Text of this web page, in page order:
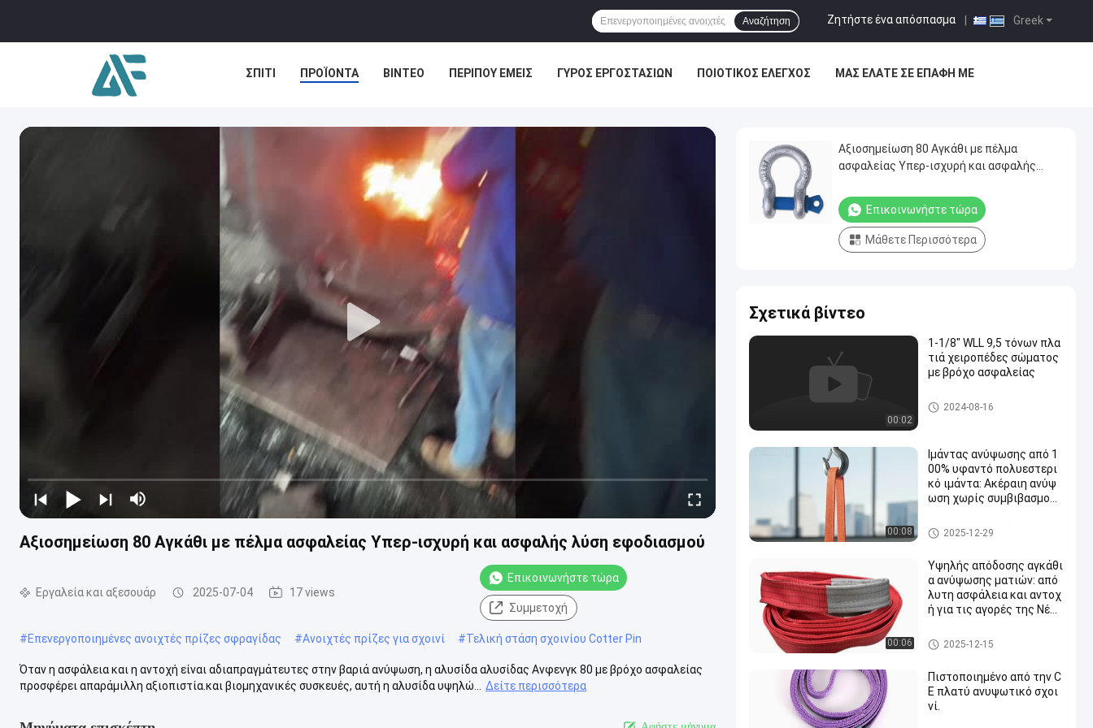
Greek
Ζητήστε ένα απόσπασμα
Αναζήτηση
ΣΠΊΤΙ ΠΡΟΪΌΝΤΑ ΒΊΝΤΕΟ ΠΕΡΊΠΟΥ ΕΜΕΊΣ ΓΎΡΟΣ ΕΡΓΟΣΤΑΣΊΩΝ ΠΟΙΟΤΙΚΌΣ ΈΛΕΓΧΟΣ ΜΑΣ ΕΛΆΤΕ ΣΕ ΕΠΑΦΉ ΜΕ
Αξιοσημείωση 80 Αγκάθι με πέλμα ασφαλείας Υπερ-ισχυρή και ασφαλής λύση εφοδιασμού
Εργαλεία και αξεσουάρ 2025-07-04 17 views
Επικοινωνήστε τώρα
Συμμετοχή
#Επενεργοποιημένες ανοιχτές πρίζες σφραγίδας #Ανοιχτές πρίζες για σχοινί #Τελική στάση σχοινίου Cotter Pin
Όταν η ασφάλεια και η αντοχή είναι αδιαπραγμάτευτες στην βαριά ανύψωση, η αλυσίδα αλυσίδας Ανφενγκ 80 με βρόχο ασφαλείας
προσφέρει απαράμιλλη αξιοπιστία.και βιομηχανικές συσκευές, αυτή η αλυσίδα υψηλώ...
Δείτε περισσότερα
Αξιοσημείωση 80 Αγκάθι με πέλμα
ασφαλείας Υπερ-ισχυρή και ασφαλής
Επικοινωνήστε τώρα
Μάθετε Περισσότερα
Σχετικά βίντεο
00:02
1-1/8" WLL 9,5 τόνων πλα
τιά χειροπέδες σώματος
με βρόχο ασφαλείας
Τύπος μπουλόνιας
2024-08-16
00:08
Ιμάντας ανύψωσης από 1
00% υφαντό πολυεστερι
κό ιμάντα: Ακέραιη ανύψ
ωση χωρίς συμβιβασμούς
ας έως και 7:1
webbing πολυεστέρα σφεντό
να
2025-12-29
00:06
Υψηλής απόδοσης αγκάθι
α ανύψωσης ματιών: από
λυτη ασφάλεια και αντοχ
ή για τις αγορές της Νέας
και της Αμερικής
webbing πολυεστέρα σφεντό
να
2025-12-15
Πιστοποιημένο από την C
E πλατύ ανυψωτικό σχοι
νί.